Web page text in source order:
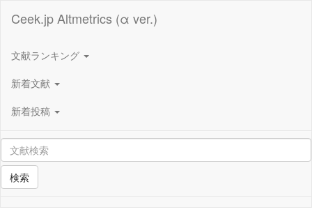
Ceek.jp Altmetrics (α ver.)
文献ランキング
新着文献
新着投稿
検索